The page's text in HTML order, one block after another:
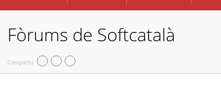
Fòrums de Softcatalà
Compartiu